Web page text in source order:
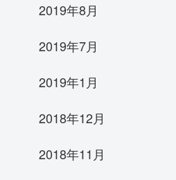
2019年8月
2019年7月
2019年1月
2018年12月
2018年11月